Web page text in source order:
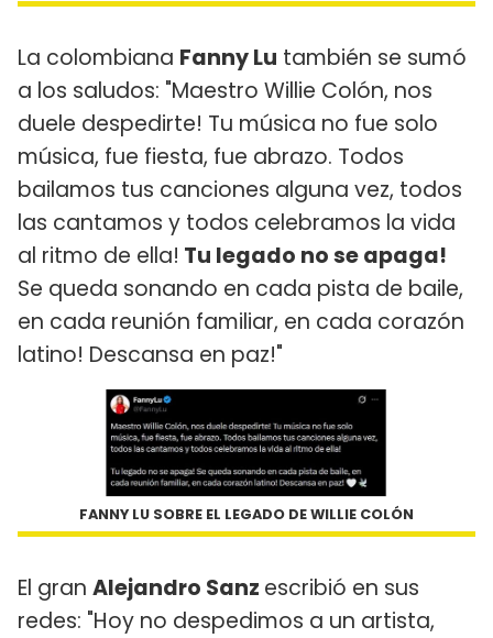
La colombiana Fanny Lu también se sumó
a los saludos: "Maestro Willie Colón, nos
duele despedirte! Tu música no fue solo
música, fue fiesta, fue abrazo. Todos
bailamos tus canciones alguna vez, todos
las cantamos y todos celebramos la vida
al ritmo de ella! Tu legado no se apaga!
Se queda sonando en cada pista de baile,
en cada reunión familiar, en cada corazón
latino! Descansa en paz!"
FANNY LU SOBRE EL LEGADO DE WILLIE COLÓN
El gran Alejandro Sanz escribió en sus
redes: "Hoy no despedimos a un artista,